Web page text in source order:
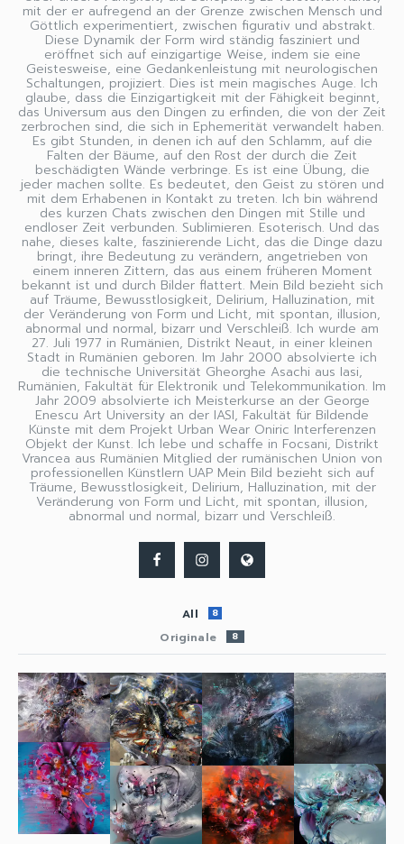
mit der er aufregend an der Grenze zwischen Mensch und
Göttlich experimentiert, zwischen figurativ und abstrakt.
Diese Dynamik der Form wird ständig fasziniert und
eröffnet sich auf einzigartige Weise, indem sie eine
Geistesweise, eine Gedankenleistung mit neurologischen
Schaltungen, projiziert. Dies ist mein magisches Auge. Ich
glaube, dass die Einzigartigkeit mit der Fähigkeit beginnt,
das Universum aus den Dingen zu erfinden, die von der Zeit
zerbrochen sind, die sich in Ephemerität verwandelt haben.
Es gibt Stunden, in denen ich auf den Schlamm, auf die
Falten der Bäume, auf den Rost der durch die Zeit
beschädigten Wände verbringe. Es ist eine Übung, die
jeder machen sollte. Es bedeutet, den Geist zu stören und
mit dem Erhabenen in Kontakt zu treten. Ich bin während
des kurzen Chats zwischen den Dingen mit Stille und
endloser Zeit verbunden. Sublimieren. Esoterisch. Und das
nahe, dieses kalte, faszinierende Licht, das die Dinge dazu
bringt, ihre Bedeutung zu verändern, angetrieben von
einem inneren Zittern, das aus einem früheren Moment
bekannt ist und durch Bilder flattert. Mein Bild bezieht sich
auf Träume, Bewusstlosigkeit, Delirium, Halluzination, mit
der Veränderung von Form und Licht, mit spontan, illusion,
abnormal und normal, bizarr und Verschleiß. Ich wurde am
27. Juli 1977 in Rumänien, Distrikt Neaut, in einer kleinen
Stadt in Rumänien geboren. Im Jahr 2000 absolvierte ich
die technische Universität Gheorghe Asachi aus Iasi,
Rumänien, Fakultät für Elektronik und Telekommunikation. Im
Jahr 2009 absolvierte ich Meisterkurse an der George
Enescu Art University an der IASI, Fakultät für Bildende
Künste mit dem Projekt Urban Wear Oniric Interferenzen
Objekt der Kunst. Ich lebe und schaffe in Focsani, Distrikt
Vrancea aus Rumänien Mitglied der rumänischen Union von
professionellen Künstlern UAP Mein Bild bezieht sich auf
Träume, Bewusstlosigkeit, Delirium, Halluzination, mit der
Veränderung von Form und Licht, mit spontan, illusion,
abnormal und normal, bizarr und Verschleiß.
All 8
Originale 8